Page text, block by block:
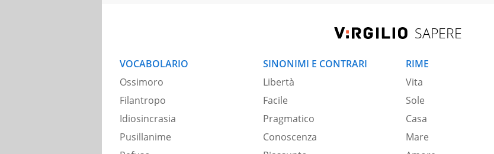
SAPERE
VOCABOLARIO
Ossimoro
Filantropo
Idiosincrasia
Pusillanime
SINONIMI E CONTRARI
Libertà
Facile
Pragmatico
Conoscenza
RIME
Vita
Sole
Casa
Mare